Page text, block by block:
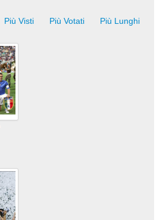
Più Visti Più Votati Più Lunghi